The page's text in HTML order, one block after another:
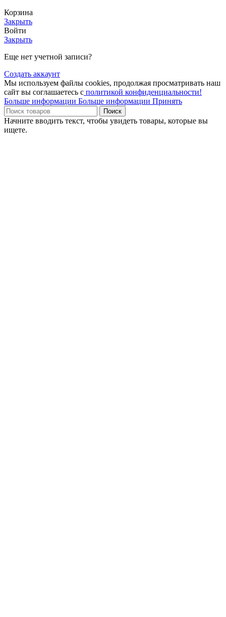
Корзина
Закрыть
Войти
Закрыть
Еще нет учетной записи?
Создать аккаунт
Мы используем файлы cookies, продолжая просматривать наш
сайт вы соглашаетесь с политикой конфиденциальности!
Больше информации Больше информации Принять
Поиск
Начните вводить текст, чтобы увидеть товары, которые вы
ищете.